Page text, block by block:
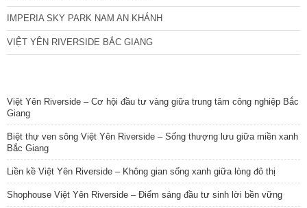
IMPERIA SKY PARK NAM AN KHÁNH
VIỆT YÊN RIVERSIDE BẮC GIANG
Việt Yên Riverside – Cơ hội đầu tư vàng giữa trung tâm công nghiệp Bắc
Giang
Biệt thự ven sông Việt Yên Riverside – Sống thượng lưu giữa miền xanh
Bắc Giang
Liền kề Việt Yên Riverside – Không gian sống xanh giữa lòng đô thị
Shophouse Việt Yên Riverside – Điểm sáng đầu tư sinh lời bền vững